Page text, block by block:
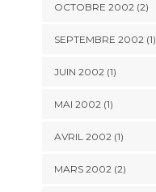
OCTOBRE 2002 (2)
SEPTEMBRE 2002 (1)
JUIN 2002 (1)
MAI 2002 (1)
AVRIL 2002 (1)
MARS 2002 (2)